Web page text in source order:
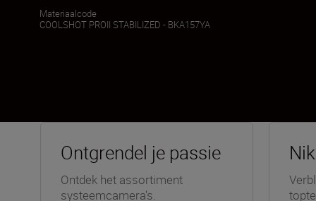
Materiaalcode
COOLSHOT PROII STABILIZED - BKA157YA
Ontgrendel je passie
Ontdek het assortiment
systeemcamera's.